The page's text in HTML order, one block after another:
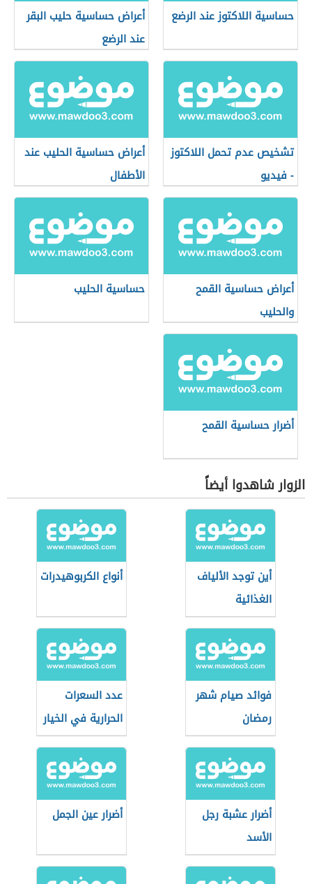
حساسية اللاكتوز عند الرضع
أعراض حساسية حليب البقر
عند الرضع
تشخيص عدم تحمل اللاكتوز
- فيديو
أعراض حساسية الحليب عند
الأطفال
أعراض حساسية القمح
والحليب
حساسية الحليب
أضرار حساسية القمح
الزوار شاهدوا أيضاً
أين توجد الألياف
الغذائية
أنواع الكربوهيدرات
فوائد صيام شهر
رمضان
عدد السعرات
الحرارية في الخيار
أضرار عشبة رجل
الأسد
أضرار عين الجمل